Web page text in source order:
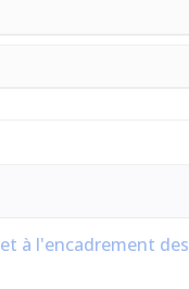
à l'encadrement des